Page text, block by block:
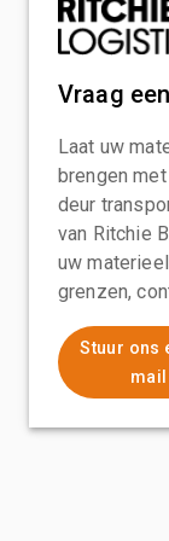
Vraag
Laat uw
brengen
deur
van Ritchie
uw
grenzen,
Stuur ons
mail